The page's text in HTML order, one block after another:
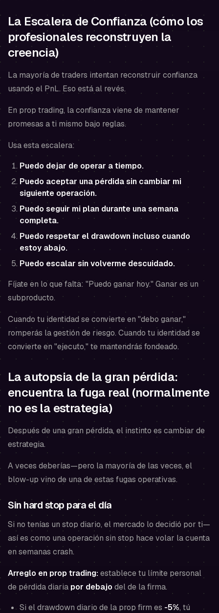
La Escalera de Confianza (cómo los
profesionales reconstruyen la
creencia)
La mayoría de traders intentan reconstruir confianza
usando el PnL. Eso está al revés.
En prop trading, la confianza viene de mantener
promesas a ti mismo bajo reglas.
Usa esta escalera:
Puedo dejar de operar a tiempo.
Puedo aceptar una pérdida sin cambiar mi
siguiente operación.
Puedo seguir mi plan durante una semana
completa.
Puedo respetar el drawdown incluso cuando
estoy abajo.
Puedo escalar sin volverme descuidado.
Fíjate en lo que falta: "Puedo ganar hoy." Ganar es un
subproducto.
Cuando tu identidad se convierte en "debo ganar,"
romperás la gestión de riesgo. Cuando tu identidad se
convierte en "ejecuto," te mantendrás fondeado.
La autopsia de la gran pérdida:
encuentra la fuga real (normalmente
no es la estrategia)
Después de una gran pérdida, el instinto es cambiar de
estrategia.
A veces deberías—pero la mayoría de las veces, el
blow-up vino de una de estas fugas operativas.
Sin hard stop para el día
Si no tenías un stop diario, el mercado lo decidió por ti—
así es como una operación sin stop hace volar la cuenta
en semanas crash.
Arreglo en prop trading:establece tu límite personal
de pérdida diaria por debajodel de la firma.
Si el drawdown diario de la prop firm es -5%, tú